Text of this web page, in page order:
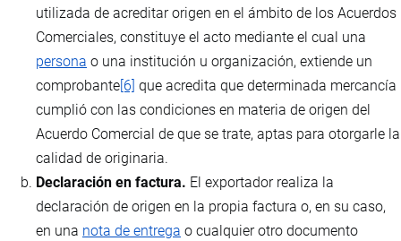
utilizada de acreditar origen en el ámbito de los Acuerdos
Comerciales, constituye el acto mediante el cual una
persona o una institución u organización, extiende un
comprobante [6] que acredita que determinada mercancía
cumplió con las condiciones en materia de origen del
Acuerdo Comercial de que se trate, aptas para otorgarle la
calidad de originaria.
Declaración en factura. El exportador realiza la
declaración de origen en la propia factura o, en su caso,
en una nota de entrega o cualquier otro documento